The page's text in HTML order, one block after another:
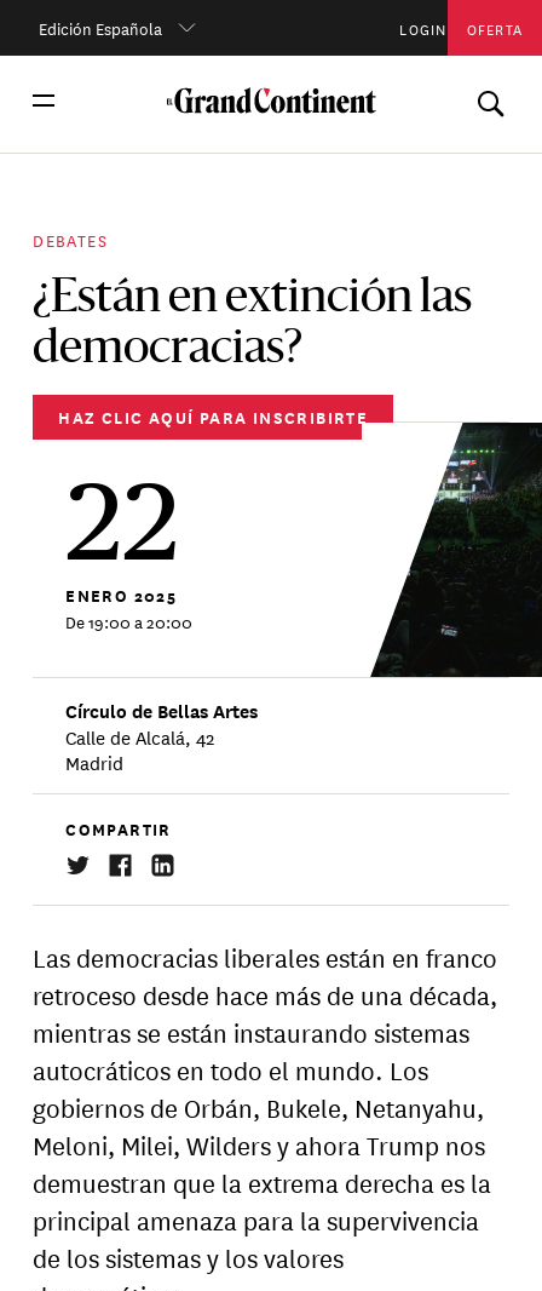
Edición Española LOGIN OFERTA
DEBATES
¿Están en extinción las
democracias?
HAZ CLIC AQUÍ PARA INSCRIBIRTE
22
ENERO 2025
De 19:00 a 20:00
Círculo de Bellas Artes
Calle de Alcalá, 42
Madrid
COMPARTIR
Las democracias liberales están en franco
retroceso desde hace más de una década,
mientras se están instaurando sistemas
autocráticos en todo el mundo. Los
gobiernos de Orbán, Bukele, Netanyahu,
Meloni, Milei, Wilders y ahora Trump nos
demuestran que la extrema derecha es la
principal amenaza para la supervivencia
de los sistemas y los valores